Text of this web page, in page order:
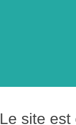
Le site